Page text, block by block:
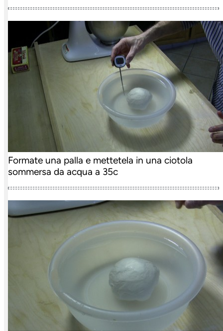
Formate una palla e mettetela in una ciotola
sommersa da acqua a 35c